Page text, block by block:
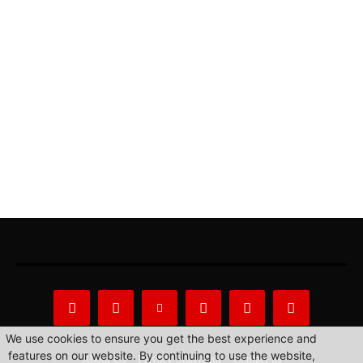
About Us Privacy Statement Contact us
We use cookies to ensure you get the best experience and
features on our website. By continuing to use the website,